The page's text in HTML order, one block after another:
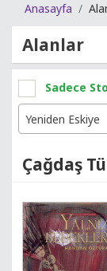
Anasayfa
Alanlar
Sadece
Yeniden Eskiye
Çağdaş